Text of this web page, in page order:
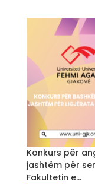
Konkurs për
jashtëm për
Fakultetin e...